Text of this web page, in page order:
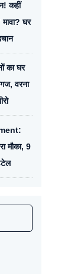
कहीं
मावा? घर
का घर
वरना
मौका, 9